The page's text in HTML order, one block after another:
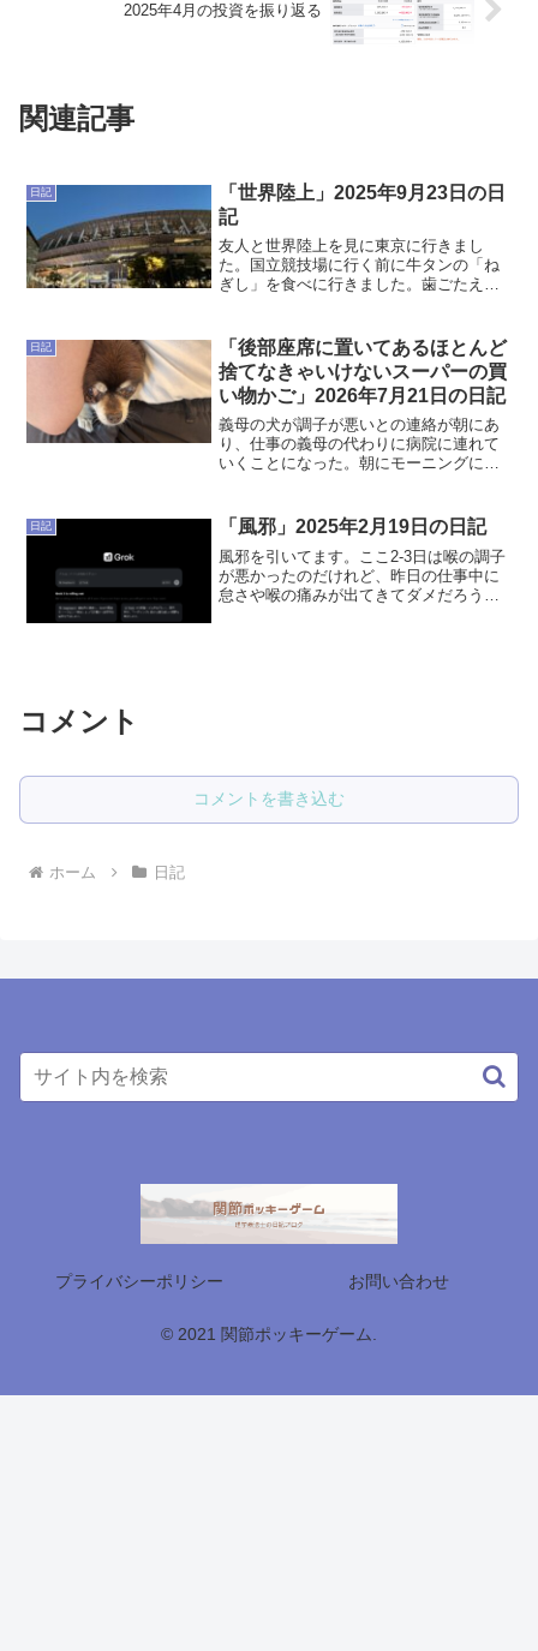
2025年4月の投資を振り返る
関連記事
日記
「世界陸上」2025年9月23日の日
記
友人と世界陸上を見に東京に行きまし
た。国立競技場に行く前に牛タンの「ね
ぎし」を食べに行きました。歯ごたえが
に行ったのは17日の水曜日です。男子や
り投げの予選とか、女子の...
日記
「後部座席に置いてあるほとんど
捨てなきゃいけないスーパーの買
い物かご」2026年7月21日の日記
義母の犬が調子が悪いとの連絡が朝にあ
り、仕事の義母の代わりに病院に連れて
いくことになった。朝にモーニングに行
収しました。そこで妻が気づきました。
「買い物かご車に置きっぱ...
日記 「風邪」2025年2月19日の日記
風邪を引いてます。ここ2-3日は喉の調子
が悪かったのだけれど、昨日の仕事中に
怠さや喉の痛みが出てきてダメだろうな
コメント
コメントを書き込む
ホーム 日記
プライバシーポリシー お問い合わせ
© 2021 関節ポッキーゲーム.